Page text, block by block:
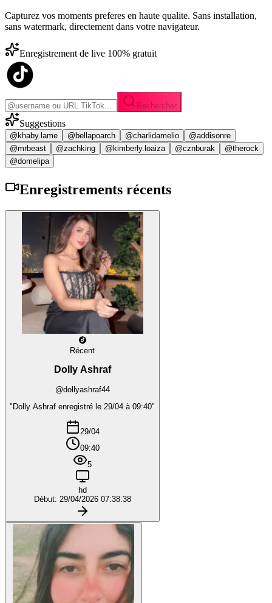
Capturez vos moments preferes en haute qualite. Sans installation,
sans watermark, directement dans votre navigateur.
Enregistrement de live 100% gratuit
Rechercher
Suggestions
@khaby.lame @bellapoarch @charlidamelio
@addisonre
@mrbeast
@zachking @kimberly.loaiza @cznburak
@therock
@domelipa
Enregistrements récents
Récent
Dolly Ashraf
@dollyashraf44
"Dolly Ashraf enregistré le 29/04 à 09:40"
29/04
09:40
5
hd
Début: 29/04/2026 07:38:38